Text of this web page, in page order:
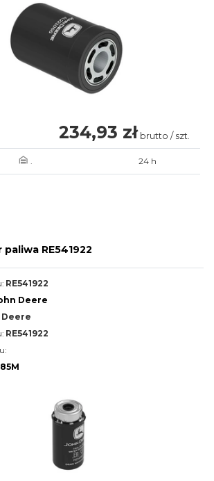
234,93 zł brutto / szt.
. 24 h
paliwa RE541922
RE541922
Deere
RE541922